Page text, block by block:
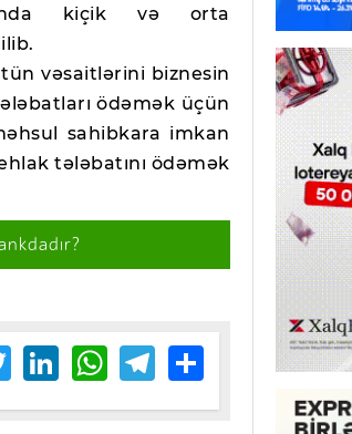
kiçik və orta
vəsaitlərini biznesin
ödəmək üçün
sahibkara imkan
tələbatını ödəmək
TwitterLinkedIn
WhatsApp
Telegram
Share